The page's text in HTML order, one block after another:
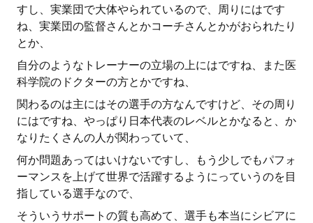
すし、実業団で大体やられているので、周りにはです
ね、実業団の監督さんとかコーチさんとかがおられたり
とか、
自分のようなトレーナーの立場の上にはですね、また医
科学院のドクターの方とかですね、
関わるのは主にはその選手の方なんですけど、その周り
にはですね、やっぱり日本代表のレベルとかなると、か
なりたくさんの人が関わっていて、
何か問題あってはいけないですし、もう少しでもパフォ
ーマンスを上げて世界で活躍するようにっていうのを目
指している選手なので、
そういうサポートの質も高めて、選手も本当にシビアに